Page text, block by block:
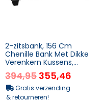
2-zitsbank, 156 Cm
Chenille Bank Met Dikke
Verenkern Kussens,
Brede Gestoffeerde
Armleuningen, 300 K...
394,95355,46
Gratis verzending
& retourneren!